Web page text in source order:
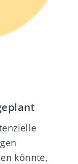
könnte,